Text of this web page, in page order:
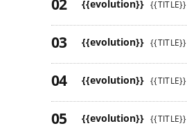
{{evolution}} {{TITLE}}
{{evolution}} {{TITLE}}
{{evolution}} {{TITLE}}
{{evolution}} {{TITLE}}